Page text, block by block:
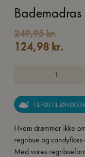
249,95kr.
124,98 kr.
TILFØJ TIL
Hvem drømmer ikke
regnbue og
Med vores